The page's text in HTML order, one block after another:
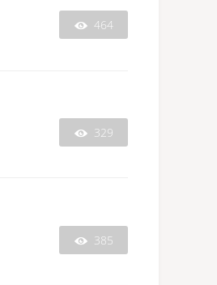
 464
 329
 385